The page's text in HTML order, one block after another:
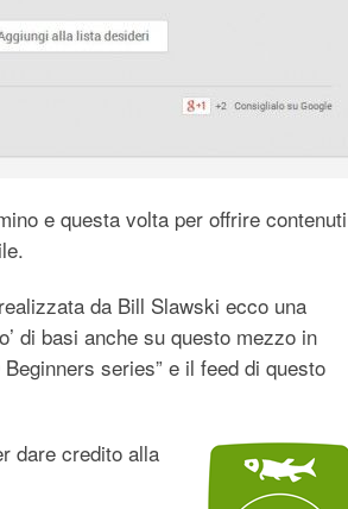
e questa volta per offrire contenuti
realizzata da Bill Slawski ecco una
di basi anche su questo mezzo in
series” e il feed di questo
dare credito alla